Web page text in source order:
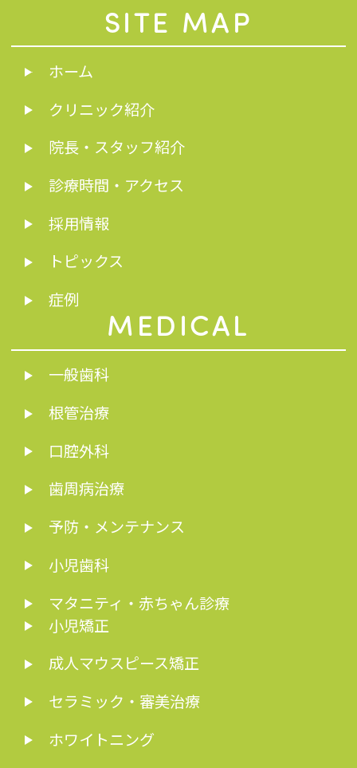
SITE MAP
ホーム
クリニック紹介
院長・スタッフ紹介
診療時間・アクセス
採用情報
トピックス
症例
MEDICAL
一般歯科
根管治療
口腔外科
歯周病治療
予防・メンテナンス
小児歯科
マタニティ・赤ちゃん診療
小児矯正
成人マウスピース矯正
セラミック・審美治療
ホワイトニング